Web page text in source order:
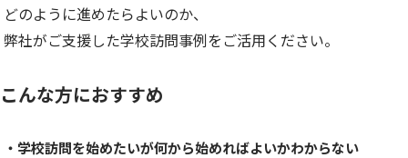
どのように進めたらよいのか、
弊社がご支援した学校訪問事例をご活用ください。
こんな方におすすめ
・学校訪問を始めたいが何から始めればよいかわからない